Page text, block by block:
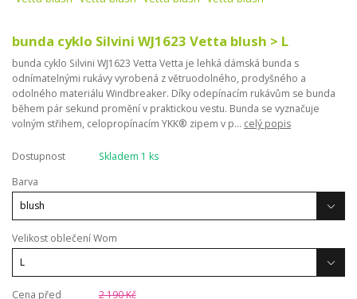
bunda cyklo Silvini WJ1623 Vetta blush > L
bunda cyklo Silvini WJ1623 Vetta Vetta je lehká dámská bunda s
odnímatelnými rukávy vyrobená z větruodolného, ​​prodyšného a
odolného materiálu Windbreaker. Díky odepínacím rukávům se bunda
během pár sekund promění v praktickou vestu. Bunda se vyznačuje
volným střihem, celopropínacím YKK® zipem v p... celý popis
Dostupnost
Skladem 1 ks
Barva
Velikost oblečení Wom
Cena před
2 190 Kč